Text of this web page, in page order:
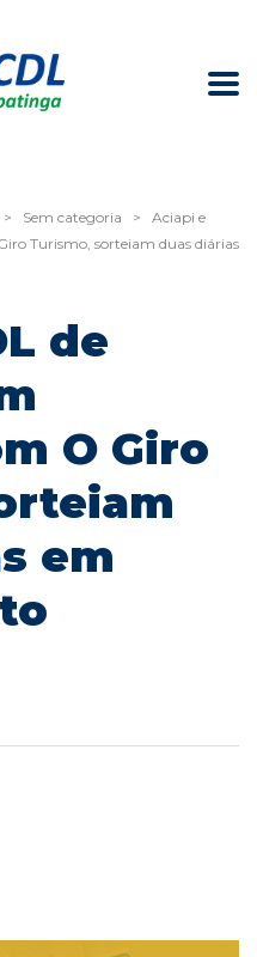
> Sem categoria >
Aciapi e
Turismo, sorteiam duas diárias
de
O Giro
em